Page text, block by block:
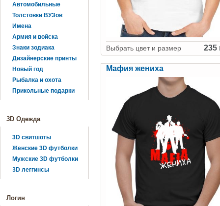
Автомобильные
Толстовки ВУЗов
Имена
Армия и войска
Знаки зодиака
Дизайнерские принты
Новый год
Рыбалка и охота
Прикольные подарки
3D Одежда
3D свитшоты
Женские 3D футболки
Мужские 3D футболки
3D леггинсы
Логин
Выбрать цвет и размер 235
Мафия жениха